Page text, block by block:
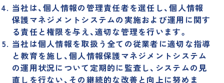
相続や不動産に関するご相談
その他お問い合わせ
採用サイト
当社は、個人情報の管理責任者を選任し、個人情報
保護マネジメントシステムの実施および運用に関す
る責任と権限を与え、適切な管理を行います。
当社は個人情報を取扱う全ての従業者に適切な指導
と教育を施し、個人情報保護マネジメントシステム
の運用状況について定期的に監査し、システムの見
直しを行ない、その継続的な改善と向上に努めま